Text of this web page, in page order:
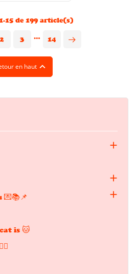
15 de 199 article(s)
2 3 … 14
en haut 



is 🐱